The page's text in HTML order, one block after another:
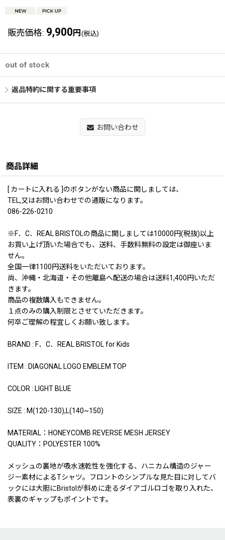
販売価格: 9,900 円 (税込)
out of stock
返品特約に関する重要事項
お問い合わせ
商品詳細
[ カートに入れる ]のボタンがない商品に関しましては、
TEL,又はお問い合わせでの通販になります。
086-226-0210
※F．C．REAL BRISTOLの商品に関しましては10000円(税抜)以上
お買い上げ頂いた場合でも、送料、手数料無料の設定は御座いま
せん。
全国一律1100円送料をいただいております。
尚、沖縄・北海道・その他離島へ配送の場合は送料1,400円いただ
きます。
商品の複数購入もできません。
１点のみの購入制限とさせていただきます。
何卒ご理解の程宜しくお願い致します。
BRAND : F．C．REAL BRISTOL for Kids
ITEM : DIAGONAL LOGO EMBLEM TOP
COLOR : LIGHT BLUE
SIZE : M(120-130),L(140~150)
MATERIAL：HONEYCOMB REVERSE MESH JERSEY
QUALITY：POLYESTER 100%
メッシュの裏地が吸水速乾性を強化する、ハニカム構造のジャー
ジー素材によるTシャツ。フロントのシンプルな見た目に対してバ
ックには大胆にBristolが斜めに走るダイアゴルロゴを取り入れた、
表裏のギャップもポイントです。